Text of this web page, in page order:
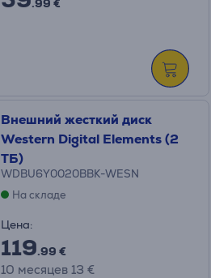
.99 €
Внешний жесткий диск
Western Digital Elements (2
ТБ)
WDBU6Y0020BBK-WESN
На складе
Цена:
119.99 €
10 месяцев 13 €